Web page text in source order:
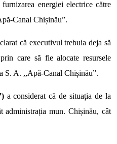
energiei electrice către
Canal Chișinău”.
că executivul trebuia deja să
care să fie alocate resursele
S. A. ,,Apă-Canal Chișinău”.
a considerat că de situația de la
administrația mun. Chișinău, cât